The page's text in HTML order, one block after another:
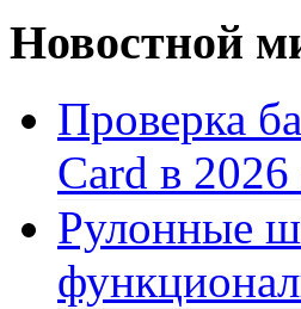
Новостной
Проверка
Card в 2026
Рулонные